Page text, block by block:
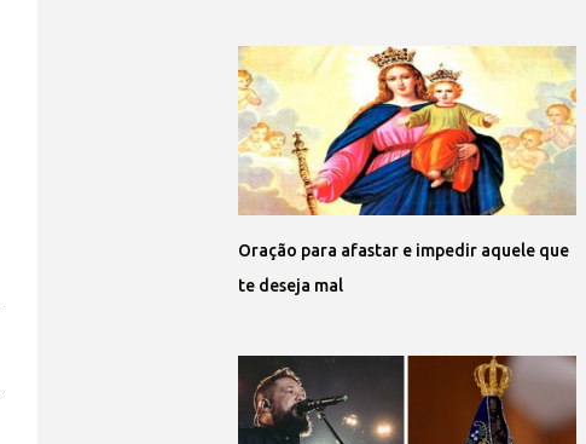
Oração para afastar e impedir aquele que
te deseja mal